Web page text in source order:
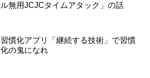
ル無用JCJCタイムアタック」の話
習慣化アプリ「継続する技術」で習慣
化の鬼になれ